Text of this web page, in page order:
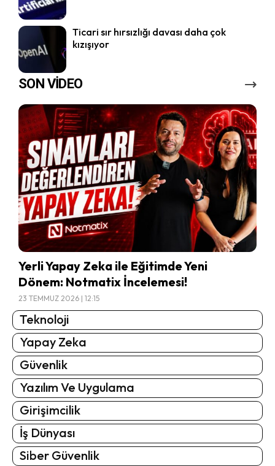
Ticari sır hırsızlığı davası daha çok
kızışıyor
SON VİDEO
Yerli Yapay Zeka ile Eğitimde Yeni
Dönem: Notmatix İncelemesi!
23 TEMMUZ 2026 | 12:15
Teknoloji
Yapay Zeka
Güvenlik
Yazılım Ve Uygulama
Girişimcilik
İş Dünyası
Siber Güvenlik